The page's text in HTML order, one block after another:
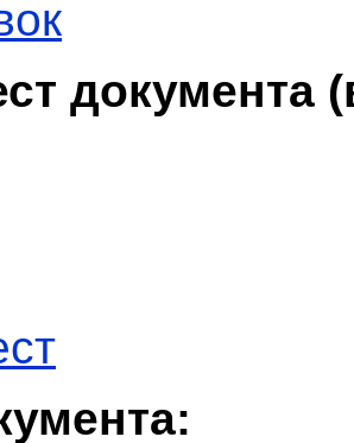
документа